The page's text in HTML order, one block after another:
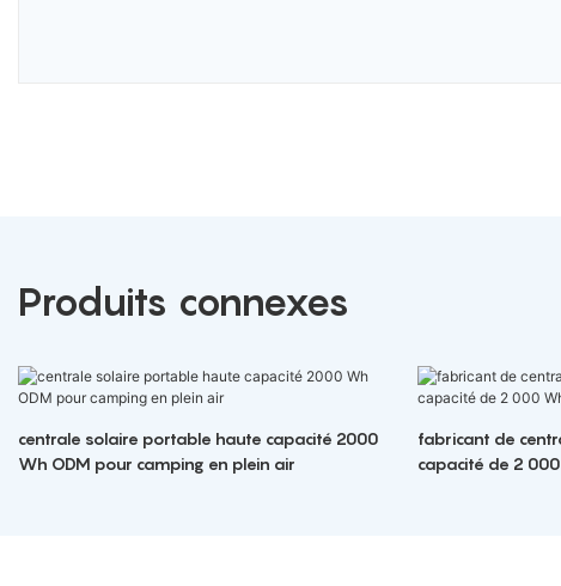
Produits connexes
centrale solaire portable haute capacité 2000
Wh ODM pour camping en plein air
fabricant de
capacité de 2